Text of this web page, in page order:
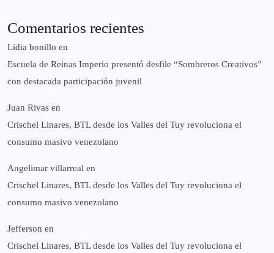
Comentarios recientes
Lidia bonillo en
Escuela de Reinas Imperio presentó desfile “Sombreros Creativos”
con destacada participación juvenil
Juan Rivas en
Crischel Linares, BTL desde los Valles del Tuy revoluciona el
consumo masivo venezolano
Angelimar villarreal en
Crischel Linares, BTL desde los Valles del Tuy revoluciona el
consumo masivo venezolano
Jefferson en
Crischel Linares, BTL desde los Valles del Tuy revoluciona el